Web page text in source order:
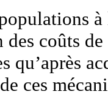
coûts
qu’après
ces